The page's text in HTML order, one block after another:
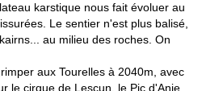
karstique nous fait évoluer au
Le sentier n'est plus balisé,
au milieu des roches. On
aux Tourelles à 2040m, avec
le cirque de Lescun, le Pic d'Anie